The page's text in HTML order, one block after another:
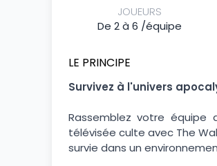
JOUEURS
De 2 à 6 /équipe
LE PRINCIPE
Survivez à l'univers
Rassemblez votre
télévisée culte avec The
survie dans un